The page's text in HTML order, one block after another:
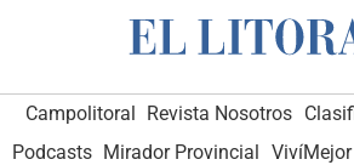
Campolitoral Revista Nosotros
Podcasts Mirador Provincial VivíMejor